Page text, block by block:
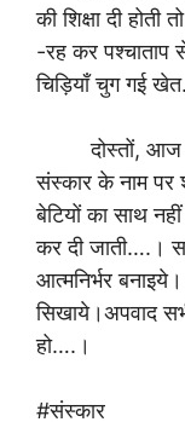
की शिक्षा दी होती
-रह कर पश्चाताप
चिड़ियाँ चुग गई
दोस्तों, आज भी
संस्कार के नाम पर
बेटियों का साथ
कर दी जाती….।
आत्मनिर्भर
सिखाये।अपवाद
हो….।
#संस्कार